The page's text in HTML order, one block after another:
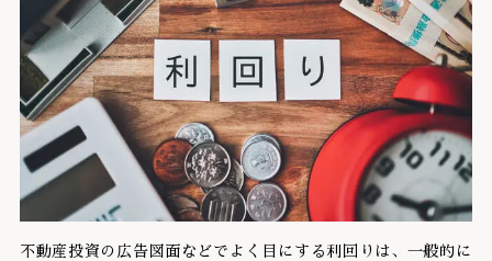
不動産投資の広告図面などでよく目にする利回りは、一般的に